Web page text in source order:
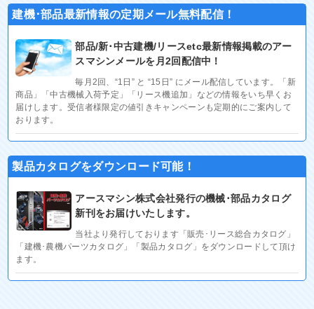
建機･部品最新情報の定期メール無料配信！
部品/新･中古建機/リースetc最新情報掲載のアー
スマシンメールを月2回配信中！
毎月2回、“1日” と “15日” にメール配信しています。「新
商品」「中古機械入荷予定」「リース機追加」などの情報をいち早くお
届けします。受信者様限定の値引きキャンペーンも定期的にご案内して
おります。
製品カタログをダウンロード可能！
アースマシン株式会社発行の機械･部品カタログ
新刊をお届けいたします。
当社より発行しております「販売･リース総合カタログ」
「建機･農機パーツカタログ」「製品カタログ」をダウンロードして頂け
ます。